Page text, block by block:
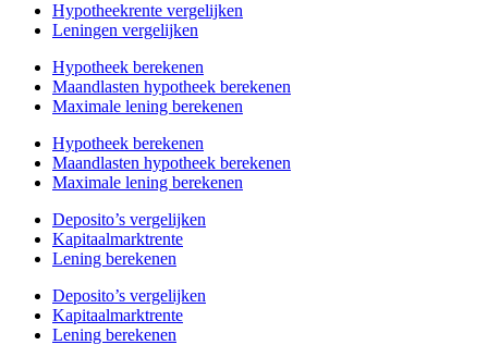
Hypotheekrente vergelijken
Leningen vergelijken
Hypotheek berekenen
Maandlasten hypotheek berekenen
Maximale lening berekenen
Hypotheek berekenen
Maandlasten hypotheek berekenen
Maximale lening berekenen
Deposito’s vergelijken
Kapitaalmarktrente
Lening berekenen
Deposito’s vergelijken
Kapitaalmarktrente
Lening berekenen